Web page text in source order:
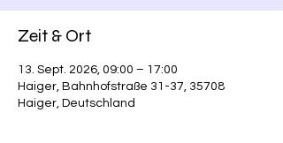
Zeit & Ort
13. Sept. 2026, 09:00 – 17:00
Haiger, Bahnhofstraße 31-37, 35708
Haiger, Deutschland